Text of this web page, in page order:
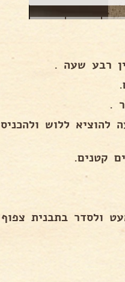
רבע שעה .
.
להוציא ללוש ולהכניס
קטנים.
ולסדר בתבנית צפוף